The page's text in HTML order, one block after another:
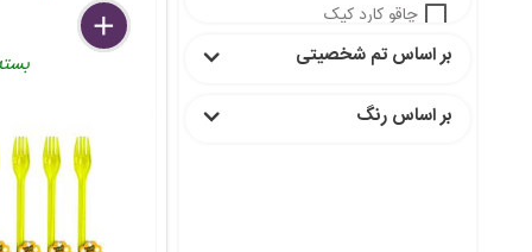
delete
remove
add
چاقو کارد کیک
نی نوش
بر اساس تم شخصیتی
بر اساس رنگ